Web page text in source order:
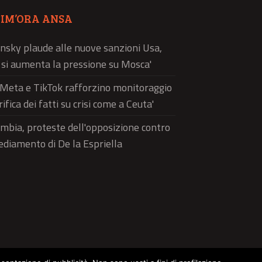
ANSA
plaude alle nuove sanzioni Usa,
aumenta la pressione su Mosca'
e TikTok rafforzino monitoraggio
dei fatti su crisi come a Ceuta'
proteste dell'opposizione contro
di De la Espriella